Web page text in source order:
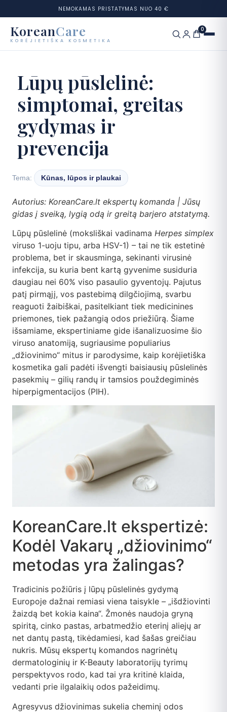
NEMOKAMAS PRISTATYMAS NUO 40 €
KoreanCare
KORĖJIETIŠKA KOSMETIKA
0
Kategorijos
Odos tipai
Rinkiniai
Odos testas
Tinklaraštis
DUK
Kontaktai
Apsipirkti
turinioLūpų pūslelinė:
simptomai, greitas
gydymas ir
prevencija
Tema: Kūnas, lūpos ir plaukai
Autorius: KoreanCare.lt ekspertų komanda | Jūsų
gidas į sveiką, lygią odą ir greitą barjero atstatymą.
Lūpų pūslelinė (moksliškai vadinama Herpes simplex
viruso 1-uoju tipu, arba HSV-1) – tai ne tik estetinė
problema, bet ir skausminga, sekinanti virusinė
infekcija, su kuria bent kartą gyvenime susiduria
daugiau nei 60% viso pasaulio gyventojų. Pajutus
patį pirmąjį, vos pastebimą dilgčiojimą, svarbu
reaguoti žaibiškai, pasitelkiant tiek medicinines
priemones, tiek pažangią odos priežiūrą. Šiame
išsamiame, ekspertiniame gide išanalizuosime šio
viruso anatomiją, sugriausime populiarius
„džiovinimo“ mitus ir parodysime, kaip korėjietiška
kosmetika gali padėti išvengti baisiausių pūslelinės
pasekmių – gilių randų ir tamsios použdegiminės
hiperpigmentacijos (PIH).
KoreanCare.lt ekspertizė:
Kodėl Vakarų „džiovinimo“
metodas yra žalingas?
Tradicinis požiūris į lūpų pūslelinės gydymą
Europoje dažnai remiasi viena taisykle – „išdžiovinti
žaizdą bet kokia kaina“. Žmonės naudoja gryną
spiritą, cinko pastas, arbatmedžio eterinį aliejų ar
net dantų pastą, tikėdamiesi, kad šašas greičiau
nukris. Mūsų ekspertų komandos nagrinėtų
dermatologinių ir K-Beauty laboratorijų tyrimų
perspektyvos rodo, kad tai yra kritinė klaida,
vedanti prie ilgalaikių odos pažeidimų.
Agresyvus džiovinimas sukelia cheminį odos